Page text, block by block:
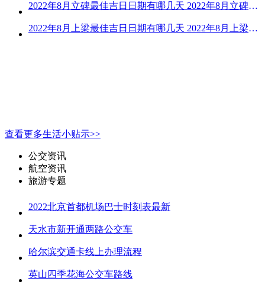
2022年8月立碑最佳吉日日期有哪几天 2022年8月立碑吉日查询
2022年8月上梁最佳吉日日期有哪几天 2022年8月上梁的黄道吉日
查看更多生活小贴示>>
公交资讯
航空资讯
旅游专题
2022北京首都机场巴士时刻表最新
天水市新开通两路公交车
哈尔滨交通卡线上办理流程
英山四季花海公交车路线